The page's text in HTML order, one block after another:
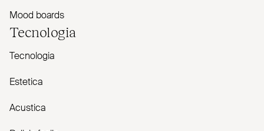
Mood boards
Tecnologia
Tecnologia
Estetica
Acustica